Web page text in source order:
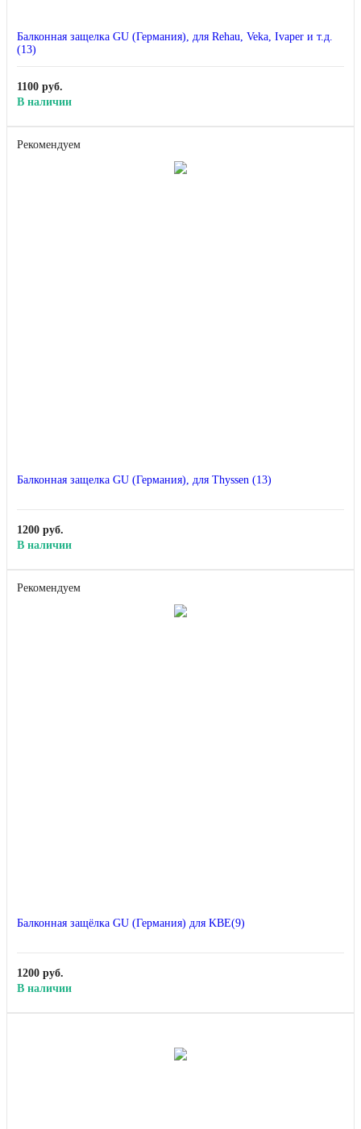
Балконная защелка GU (Германия), для Rehau, Veka, Ivaper и т.д.
(13)
1100 руб.
В наличии
Рекомендуем
Балконная защелка GU (Германия), для Thyssen (13)
1200 руб.
В наличии
Рекомендуем
Балконная защёлка GU (Германия) для KBE(9)
1200 руб.
В наличии